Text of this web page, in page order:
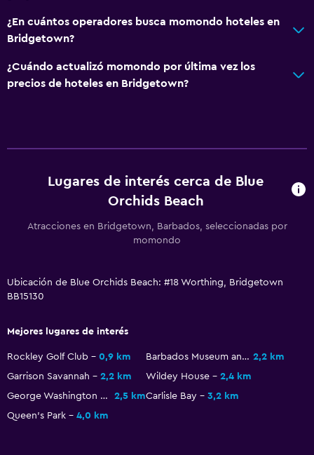
Accesibilidad y adecuación
Unidad ubicada en la planta baja
Unidad accesible para personas en silla de ruedas
Para no fumadores
Entrada privada
Ascensor
Plantas superiores accesibles por ascensor
General
Habitaciones familiares
Vista al jardín
Posibilidad de habitaciones conectadas
¿En cuántos operadores busca momondo hoteles en
Bridgetown?
¿Cuándo actualizó momondo por última vez los
precios de hoteles en Bridgetown?
Lugares de interés cerca de Blue
Orchids Beach
Atracciones en Bridgetown, Barbados, seleccionadas por
momondo
Ubicación de Blue Orchids Beach: #18 Worthing, Bridgetown
BB15130
Mejores lugares de interés
Rockley Golf Club 0,9 km Barbados Museum and Historical Society 2,2 km
Garrison Savannah
2,2 km Wildey House
2,4 km
George Washington House
2,5 kmCarlisle Bay
3,2 km
Queen's Park
4,0 km